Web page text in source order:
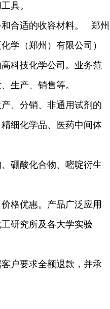
具。
合适的收容材料。 郑州
学（郑州）有限公司）
科技化学公司。业务范
生产、销售等。
、分销、非通用试剂的
细化学品、医药中间体
硼酸化合物、嘧啶衍生
格优惠。产品广泛应用
研究所及各大学实验
户要求全额退款，并承